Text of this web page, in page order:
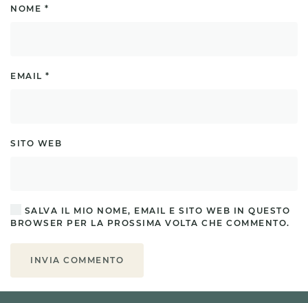
NOME *
EMAIL *
SITO WEB
SALVA IL MIO NOME, EMAIL E SITO WEB IN QUESTO
BROWSER PER LA PROSSIMA VOLTA CHE COMMENTO.
INVIA COMMENTO